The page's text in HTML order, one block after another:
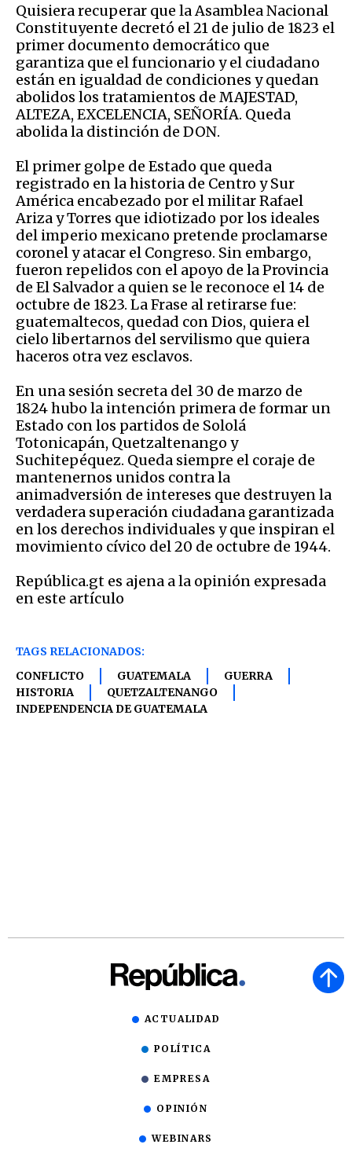
Quisiera recuperar que la Asamblea Nacional
Constituyente decretó el 21 de julio de 1823 el
primer documento democrático que
garantiza que el funcionario y el ciudadano
están en igualdad de condiciones y quedan
abolidos los tratamientos de MAJESTAD,
ALTEZA, EXCELENCIA, SEÑORÍA. Queda
abolida la distinción de DON.
El primer golpe de Estado que queda
registrado en la historia de Centro y Sur
América encabezado por el militar Rafael
Ariza y Torres que idiotizado por los ideales
del imperio mexicano pretende proclamarse
coronel y atacar el Congreso. Sin embargo,
fueron repelidos con el apoyo de la Provincia
de El Salvador a quien se le reconoce el 14 de
octubre de 1823. La Frase al retirarse fue:
guatemaltecos, quedad con Dios, quiera el
cielo libertarnos del servilismo que quiera
haceros otra vez esclavos.
En una sesión secreta del 30 de marzo de
1824 hubo la intención primera de formar un
Estado con los partidos de Sololá
Totonicapán, Quetzaltenango y
Suchitepéquez. Queda siempre el coraje de
mantenernos unidos contra la
animadversión de intereses que destruyen la
verdadera superación ciudadana garantizada
en los derechos individuales y que inspiran el
movimiento cívico del 20 de octubre de 1944.
República.gt es ajena a la opinión expresada
en este artículo
TAGS RELACIONADOS:
CONFLICTO
GUATEMALA
GUERRA
HISTORIA
QUETZALTENANGO
INDEPENDENCIA DE GUATEMALA
ACTUALIDAD
POLÍTICA
EMPRESA
OPINIÓN
WEBINARS